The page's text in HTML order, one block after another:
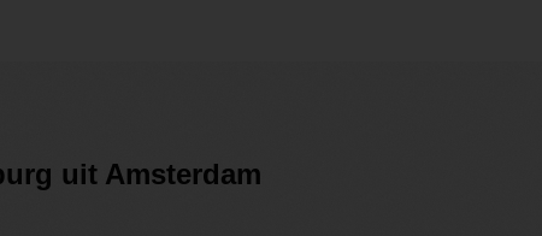
uit Amsterdam